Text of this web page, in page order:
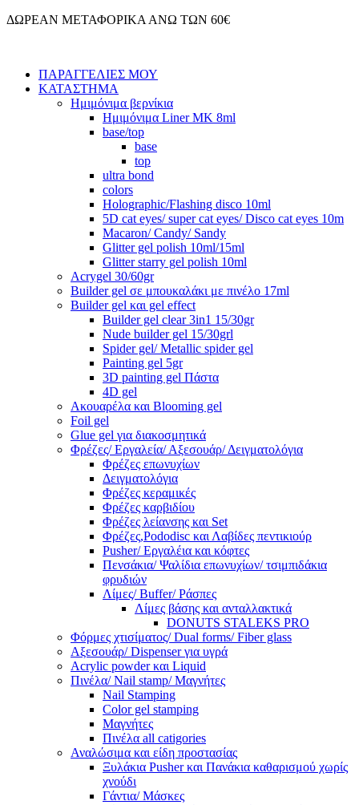
Μετάβαση
ΔΩΡΕΑΝ ΜΕΤΑΦΟΡΙΚΑ ΑΝΩ ΤΩΝ 60€
ΠΑΡΑΓΓΕΛΙΕΣ ΜΟΥ
ΚΑΤΑΣΤΗΜΑ
Ημιμόνιμα βερνίκια
Ημιμόνιμα Liner ΜΚ 8ml
base/top
base
top
ultra bond
colors
Holographic/Flashing disco 10ml
5D cat eyes/ super cat eyes/ Disco cat eyes 10m
Macaron/ Candy/ Sandy
Glitter gel polish 10ml/15ml
Glitter starry gel polish 10ml
Acrygel 30/60gr
Builder gel σε μπουκαλάκι με πινέλο 17ml
Builder gel και gel effect
Builder gel clear 3in1 15/30gr
Nude builder gel 15/30grl
Spider gel/ Metallic spider gel
Painting gel 5gr
3D painting gel Πάστα
4D gel
Ακουαρέλα και Blooming gel
Foil gel
Glue gel για διακοσμητικά
Φρέζες/ Εργαλεία/ Αξεσουάρ/ Δειγματολόγια
Φρέζες επωνυχίων
Δειγματολόγια
Φρέζες κεραμικές
Φρέζες καρβιδίου
Φρέζες λείανσης και Set
Φρέζες,Pododisc και Λαβίδες πεντικιούρ
Pusher/ Εργαλέια και κόφτες
Πενσάκια/ Ψαλίδια επωνυχίων/ τσιμπιδάκια
φρυδιών
Λίμες/ Buffer/ Ράσπες
Λίμες βάσης και ανταλλακτικά
DONUTS STALEKS PRO
Φόρμες χτισίματος/ Dual forms/ Fiber glass
Αξεσουάρ/ Dispenser για υγρά
Acrylic powder και Liquid
Πινέλα/ Nail stamp/ Μαγνήτες
Nail Stamping
Color gel stamping
Μαγνήτες
Πινέλα all catigories
Αναλώσιμα και είδη προστασίας
Ξυλάκια Pusher και Πανάκια καθαρισμού χωρίς
χνούδι
Γάντια/ Μάσκες